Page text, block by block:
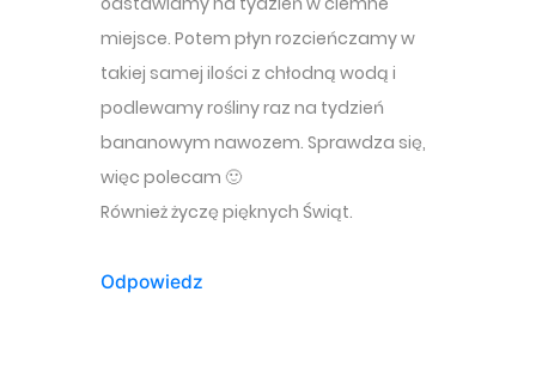
miejsce. Potem płyn rozcieńczamy w
takiej samej ilości z chłodną wodą i
podlewamy rośliny raz na tydzień
bananowym nawozem. Sprawdza się,
więc polecam 🙂
Również życzę pięknych Świąt.
Odpowiedz